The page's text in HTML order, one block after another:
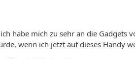
habe mich zu sehr an die
wenn ich jetzt auf dieses Handy